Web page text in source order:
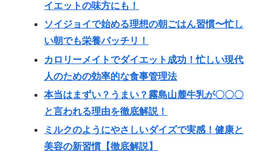
イエットの味方にも！
ソイジョイで始める理想の朝ごはん習慣〜忙し
い朝でも栄養バッチリ！
カロリーメイトでダイエット成功！忙しい現代
人のための効率的な食事管理法
本当はまずい？うまい？霧島山麓牛乳が〇〇〇
と言われる理由を徹底解説！
ミルクのようにやさしいダイズで実感！健康と
美容の新習慣【徹底解説】